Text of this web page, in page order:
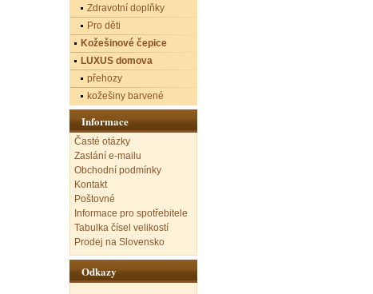
Zdravotní doplňky
Pro děti
Kožešinové čepice
LUXUS domova
přehozy
kožešiny barvené
Informace
Časté otázky
Zaslání e-mailu
Obchodní podmínky
Kontakt
Poštovné
Informace pro spotřebitele
Tabulka čísel velikostí
Prodej na Slovensko
Odkazy